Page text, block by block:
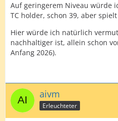
Auf geringerem Niveau würde
TC holder, schon 39, aber
Hier würde ich natürlich
nachhaltiger ist, allein schon
Anfang 2026).
aivm
Erleuchteter